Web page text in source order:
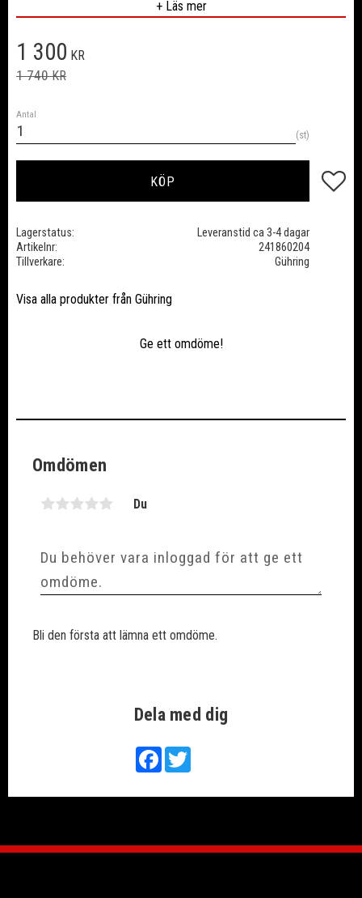
+ Läs mer
Nedsatt pris:
1 300 KR
Ordinarie pris:
1 740KR
Antal
st
KÖP Lägg
Lagerstatus
Leveranstid ca 3-4 dagar
Artikelnr
241860204
Tillverkare
Gühring
Visa alla produkter från Gühring
Ge ett omdöme!
Dela med dig
FacebookTwitter
Omdömen
Du
Bli den första att lämna ett omdöme.